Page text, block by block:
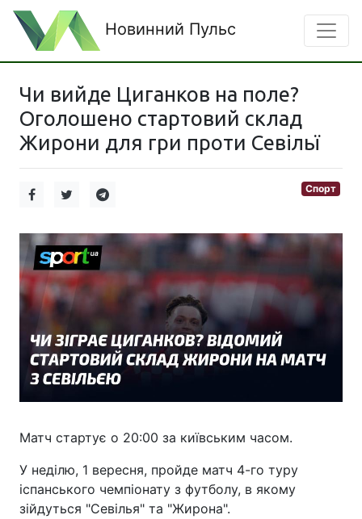
Новинний Пульс
Чи вийде Циганков на поле?
Оголошено стартовий склад
Жирони для гри проти Севільї
Спорт
Матч стартує о 20:00 за київським часом.
У неділю, 1 вересня, пройде матч 4-го туру
іспанського чемпіонату з футболу, в якому
зійдуться "Севілья" та "Жирона".